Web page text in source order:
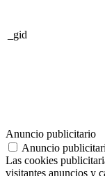
_gid
Anuncio publicitario
Anuncio
Las cookies
visitantes anuncios y